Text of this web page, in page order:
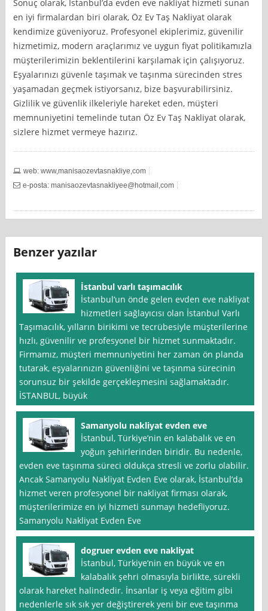
Sonuç olarak, İstanbul’da evden eve nakliyat hizmeti sunan
en iyi firmalardan biri olarak, Öz Ev Taş Nakliyat olarak
kendimize güveniyoruz. Profesyonel ekiplerimiz, güvenilir
hizmetimiz, modern araçlarımız ve uygun fiyat politikamızla
müşterilerimizin beklentilerini karşılamak için çalışıyoruz.
Eşyalarınızı güvenle taşımak ve taşınma sürecinden stres
yaşamadan geçmek istiyorsanız, bize başvurabilirsiniz.
Gizlilik ve güvenlik ilkeleriyle hareket eden, müşteri
memnuniyetini temelinde tutan Öz Ev Taş Nakliyat olarak,
sizlere hizmet vermeye hazırız.
web: www,manisaozevtasnakliye,com
e-posta: manisaozevtasnakliyee@hotmail,com
Benzer yazılar
İstanbul varlı taşımacılık
İstanbul‘un önde gelen evden eve nakliyat
hizmetleri sağlayıcısı olan İstanbul Varlı
Taşımacılık, yılların birikimi ve tecrübesiyle müşterilerine
hızlı, güvenilir ve profesyonel bir hizmet sunmaktadır.
Firmamız, müşteri memnuniyetini her zaman ön planda
tutarak, eşyalarınızın güvenliğini ve taşınma sürecinin
sorunsuz bir şekilde gerçekleşmesini sağlamaktadır.
İSTANBUL, büyük
Samanyolu nakliyat evden eve
İstanbul, Türkiye’nin en kalabalık ve en
yoğun şehirlerinden biridir. Bu nedenle,
evden eve taşınma süreci oldukça stresli ve zorlu olabilir.
Ancak Samanyolu Nakliyat Evden Eve olarak, İstanbul’da
hizmet veren profesyonel bir nakliyat firması olarak,
müşterilerimize en iyi hizmeti sunmayı hedefliyoruz.
Samanyolu Nakliyat Evden Eve
dogruer evden eve nakliyat
İstanbul, Türkiye’nin en büyük ve en
kalabalık şehri olmasıyla birlikte, sürekli
olarak hareket halindedir. İnsanlar iş veya eğitim gibi
nedenlerle sık sık yer değiştirerek yeni bir eve taşınma